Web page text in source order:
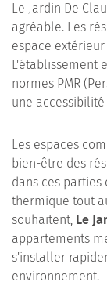
Le Jardin De
agréable. Les
espace
L'établissement
normes PMR
une
Les espaces
bien-être des
dans ces parties
thermique tout
souhaitent, Le
appartements
s'installer
environnement.